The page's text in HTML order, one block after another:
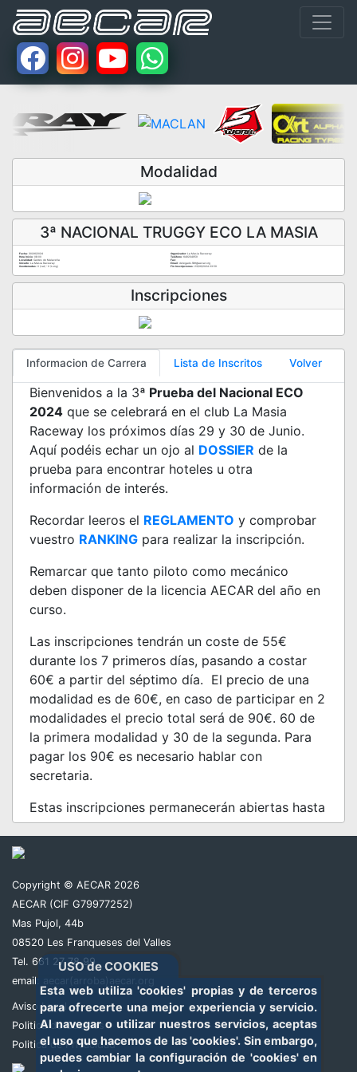
USO de COOKIES
Esta web utiliza 'cookies' propias y de terceros
para ofrecerte una mejor experiencia y servicio.
Al navegar o utilizar nuestros servicios, aceptas
el uso que hacemos de las 'cookies'. Sin embargo,
puedes cambiar la configuración de 'cookies' en
Modalidad
3ª NACIONAL TRUGGY ECO LA MASIA
Fecha: 30/06/2024 Organizador:La Masia Raceway
Hora Inicio:
Teléfono:
649234959
Localidad:
Caldes de Malavella
Fax:
Circuito:La Masia Raceway Email:
delegado.18tt@aecar.org
Coordenadas:
0 (Lat) - 0 (Long) Fin Inscripciones:23/06/2024 23:59
Inscripciones
Informacion de Carrera Lista de Inscritos Volver
Bienvenidos a la 3ª Prueba del Nacional ECO
2024que se celebrará en el club La Masia
Raceway los próximos días 29 y 30 de Junio.
Aquí podéis echar un ojo al DOSSIER de la
prueba para encontrar hoteles u otra
información de interés.
Recordar leeros el REGLAMENTO y comprobar
vuestro RANKINGpara realizar la inscripción.
Remarcar que tanto piloto como mecánico
deben disponer de la licencia AECAR del año en
curso.
Las inscripciones tendrán un coste de 55€
durante los 7 primeros días, pasando a costar
60€ a partir del séptimo día. El precio de una
modalidad es de 60€, en caso de participar en 2
modalidades el precio total será de 90€. 60 de
la primera modalidad y 30 de la segunda. Para
pagar los 90€ es necesario hablar con
secretaria.
Estas inscripciones permanecerán abiertas hasta
el domingo de la semana anterior a la prueba. En
Toda inscripción no pagada el día de cierre, será
borrada al día siguiente a las 12:00 del mediodía.
Las inscripciones pagadas fuera de plazo
tendrán un recargo de 15€ y costaran 75€.
Nos vemos en La Masia!
Copyright © AECAR 2026
AECAR (CIF G79977252)
Mas Pujol, 44b
08520 Les Franqueses del Valles
Tel. 661 27 78 99
email:
aecar(arroba)aecar.org
Aviso Legal
Politica de Cookies
Politica de Privacidad